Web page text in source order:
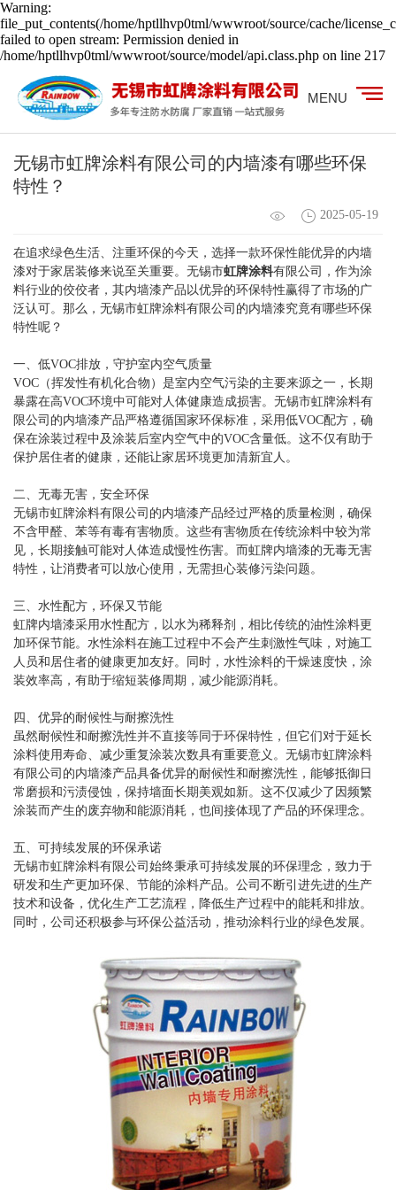
Warning:
file_put_contents(/home/hptllhvp0tml/wwwroot/source/cache/
failed to open stream: Permission denied in
/home/hptllhvp0tml/wwwroot/source/model/api.class.php on line 217
MENU
无锡市虹牌涂料有限公司的内墙漆有哪些环保
特性？
2025-05-19
在追求绿色生活、注重环保的今天，选择一款环保性能优异的内墙
漆对于家居装修来说至关重要。无锡市虹牌涂料有限公司，作为涂
料行业的佼佼者，其内墙漆产品以优异的环保特性赢得了市场的广
泛认可。那么，无锡市虹牌涂料有限公司的内墙漆究竟有哪些环保
特性呢？
一、低VOC排放，守护室内空气质量
VOC（挥发性有机化合物）是室内空气污染的主要来源之一，长期
暴露在高VOC环境中可能对人体健康造成损害。无锡市虹牌涂料有
限公司的内墙漆产品严格遵循国家环保标准，采用低VOC配方，确
保在涂装过程中及涂装后室内空气中的VOC含量低。这不仅有助于
保护居住者的健康，还能让家居环境更加清新宜人。
二、无毒无害，安全环保
无锡市虹牌涂料有限公司的内墙漆产品经过严格的质量检测，确保
不含甲醛、苯等有毒有害物质。这些有害物质在传统涂料中较为常
见，长期接触可能对人体造成慢性伤害。而虹牌内墙漆的无毒无害
特性，让消费者可以放心使用，无需担心装修污染问题。
三、水性配方，环保又节能
虹牌内墙漆采用水性配方，以水为稀释剂，相比传统的油性涂料更
加环保节能。水性涂料在施工过程中不会产生刺激性气味，对施工
人员和居住者的健康更加友好。同时，水性涂料的干燥速度快，涂
装效率高，有助于缩短装修周期，减少能源消耗。
四、优异的耐候性与耐擦洗性
虽然耐候性和耐擦洗性并不直接等同于环保特性，但它们对于延长
涂料使用寿命、减少重复涂装次数具有重要意义。无锡市虹牌涂料
有限公司的内墙漆产品具备优异的耐候性和耐擦洗性，能够抵御日
常磨损和污渍侵蚀，保持墙面长期美观如新。这不仅减少了因频繁
涂装而产生的废弃物和能源消耗，也间接体现了产品的环保理念。
五、可持续发展的环保承诺
无锡市虹牌涂料有限公司始终秉承可持续发展的环保理念，致力于
研发和生产更加环保、节能的涂料产品。公司不断引进先进的生产
技术和设备，优化生产工艺流程，降低生产过程中的能耗和排放。
同时，公司还积极参与环保公益活动，推动涂料行业的绿色发展。